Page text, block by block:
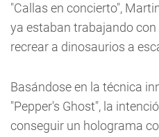
"Callas en concierto",
ya estaban trabajando
recrear a dinosaurios a
Basándose en la técnica
"Pepper's Ghost", la
conseguir un holograma